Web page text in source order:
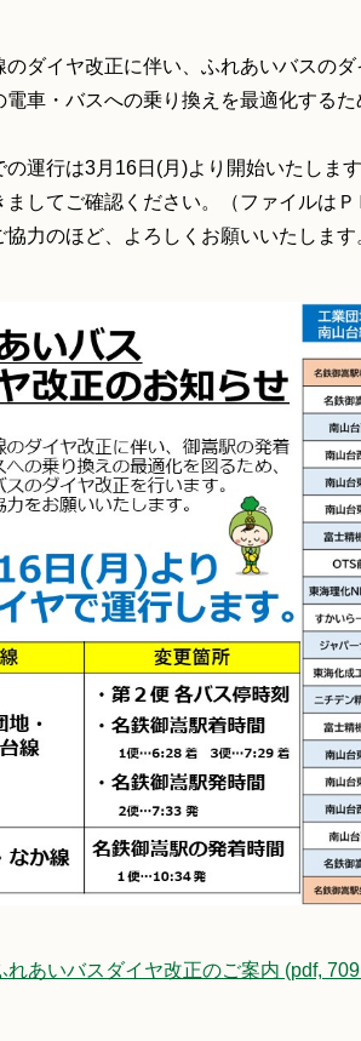
のダイヤ改正に伴い、ふれあいバスのダ
電車・バスへの乗り換えを最適化するた
の運行は3月16日(月)より開始いたします
ましてご確認ください。（ファイルはＰ
協力のほど、よろしくお願いいたします
れあいバスダイヤ改正のご案内 (pdf,